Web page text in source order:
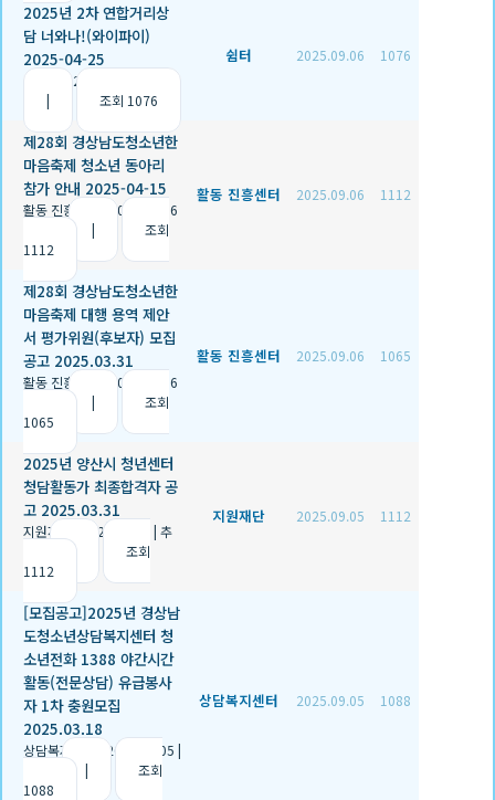
2025년 2차 연합거리상
담 너와나!(와이파이)
2025-04-25
2025.09.06
|
조회 1076
쉼터 2025.09.06 1076
제28회 경상남도청소년한
마음축제 청소년 동아리
참가 안내 2025-04-15
활동 진흥센터
2025.09.06
|
조회
1112
활동 진흥센터 2025.09.06 1112
제28회 경상남도청소년한
마음축제 대행 용역 제안
서 평가위원(후보자) 모집
공고 2025.03.31
활동 진흥센터
2025.09.06
|
조회
1065
활동 진흥센터 2025.09.06 1065
2025년 양산시 청년센터
청담활동가 최종합격자 공
고 2025.03.31
지원재단 2025.09.05 | 추
|
조회
1112
지원재단 2025.09.05 1112
[모집공고]2025년 경상남
도청소년상담복지센터 청
소년전화 1388 야간시간
활동(전문상담) 유급봉사
자 1차 충원모집
2025.03.18
상담복지센터 2025.09.05 |
|
조회
1088
상담복지센터 2025.09.05 1088